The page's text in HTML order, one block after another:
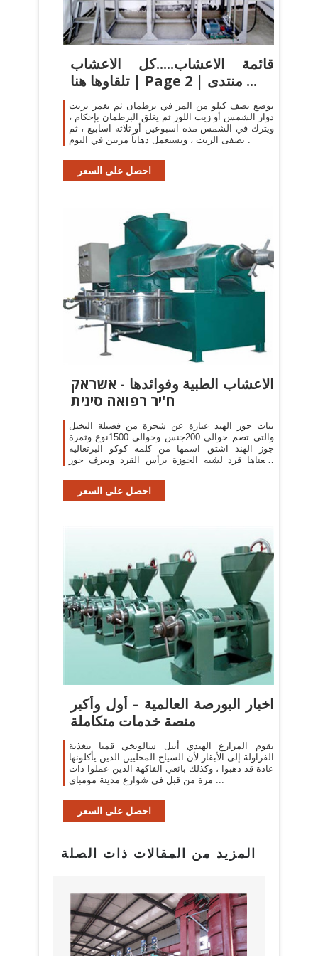
قائمة الاعشاب.....كل الاعشاب
تلقاوها هنا | Page 2 | منتدى ...
يوضع نصف كيلو من المر في برطمان ثم يغمر بزيت
دوار الشمس أو زيت اللوز ثم يغلق البرطمان بإحكام ،
ويترك في الشمس مدة اسبوعين أو ثلاثة اسابيع ، ثم
يصفى الزيت ، ويستعمل دهاناً مرتين في اليوم .
احصل على السعر
الاعشاب الطبية وفوائدها - אשראק
ח'יר רפואה סינית
نبات جوز الهند عبارة عن شجرة من فصيلة النخيل
والتي تضم حوالي 200جنس وحوالي 1500نوع وثمرة
جوز الهند اشتق اسمها من كلمة كوكو البرتغالية
ومعناها قرد لشبه الجوزة برأس القرد ويعرف جوز
احصل على السعر
اخبار البورصة العالمية – أول وأكبر
منصة خدمات متكاملة
يقوم المزارع الهندي أنيل سالونخي قمنا بتغذية
الفراولة إلى الأبقار لأن السياح المحليين الذين يأكلونها
عادة قد ذهبوا ، وكذلك بائعي الفاكهة الذين عملوا ذات
مرة من قبل في شوارع مدينة مومباي ...
احصل على السعر
المزيد من المقالات ذات الصلة